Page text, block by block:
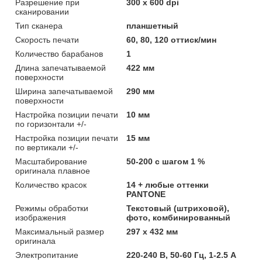
Разрешение при
сканировании
300 х 600 dpi
Тип сканера
планшетный
Скорость печати
60, 80, 120 оттиск/мин
Количество барабанов
1
Длина запечатываемой
поверхности
422 мм
Ширина запечатываемой
поверхности
290 мм
Настройка позиции печати
по горизонтали +/-
10 мм
Настройка позиции печати
по вертикали +/-
15 мм
Масштабирование
оригинала плавное
50-200 с шагом 1 %
Количество красок
14 + любые оттенки
PANTONE
Режимы обработки
изображения
Текстовый (штриховой),
фото, комбинированный
Максимальный размер
оригинала
297 х 432 мм
Электропитание 220-240 В, 50-60 Гц, 1-2.5 А